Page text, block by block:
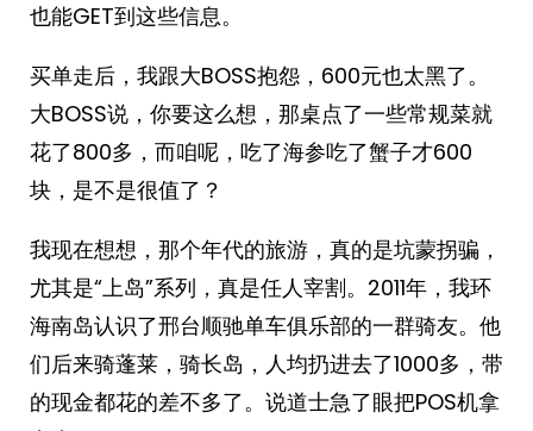
也能GET到这些信息。
买单走后，我跟大BOSS抱怨，600元也太黑了。
大BOSS说，你要这么想，那桌点了一些常规菜就
花了800多，而咱呢，吃了海参吃了蟹子才600
块，是不是很值了？
我现在想想，那个年代的旅游，真的是坑蒙拐骗，
尤其是“上岛”系列，真是任人宰割。2011年，我环
海南岛认识了邢台顺驰单车俱乐部的一群骑友。他
们后来骑蓬莱，骑长岛，人均扔进去了1000多，带
的现金都花的差不多了。说道士急了眼把POS机拿